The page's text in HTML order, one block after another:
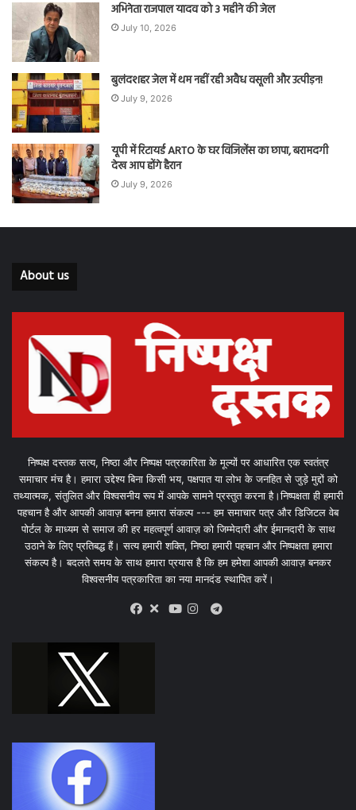
अभिनेता राजपाल यादव को 3 महीने की जेल
July 10, 2026
बुलंदशहर जेल में थम नहीं रही अवैध वसूली और उत्पीड़न!
July 9, 2026
यूपी में रिटायर्ड ARTO के घर विजिलेंस का छापा, बरामदगी
देख आप होंगे हैरान
July 9, 2026
About us
निष्पक्ष दस्तक सत्य, निष्ठा और निष्पक्ष पत्रकारिता के मूल्यों पर आधारित एक स्वतंत्र
समाचार मंच है। हमारा उद्देश्य बिना किसी भय, पक्षपात या लोभ के जनहित से जुड़े मुद्दों को
तथ्यात्मक, संतुलित और विश्वसनीय रूप में आपके सामने प्रस्तुत करना है।निष्पक्षता ही हमारी
पहचान है और आपकी आवाज़ बनना हमारा संकल्प --- हम समाचार पत्र और डिजिटल वेब
पोर्टल के माध्यम से समाज की हर महत्वपूर्ण आवाज़ को जिम्मेदारी और ईमानदारी के साथ
उठाने के लिए प्रतिबद्ध हैं। सत्य हमारी शक्ति, निष्ठा हमारी पहचान और निष्पक्षता हमारा
संकल्प है। बदलते समय के साथ हमारा प्रयास है कि हम हमेशा आपकी आवाज़ बनकर
विश्वसनीय पत्रकारिता का नया मानदंड स्थापित करें।
X
Telegram